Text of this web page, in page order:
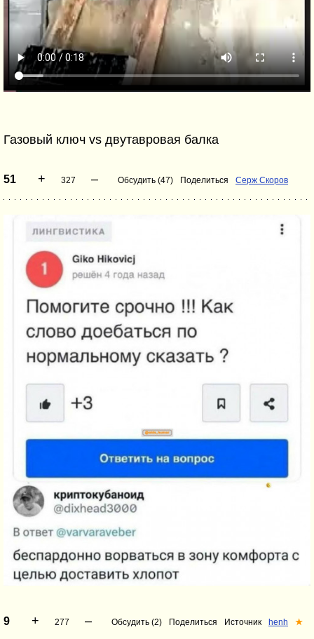
Газовый ключ vs двутавровая балка
51 + 327 – Обсудить (47) Поделиться Серж Скоров
9 + 277 – Обсудить (2) Поделиться Источник henh ★